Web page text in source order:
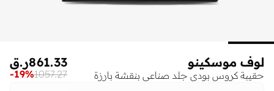
لوف موسكينو
حقيبة كروس بودي جلد صناعي بنقشة بارزة
ر.ق861.33
1057.27
-19%